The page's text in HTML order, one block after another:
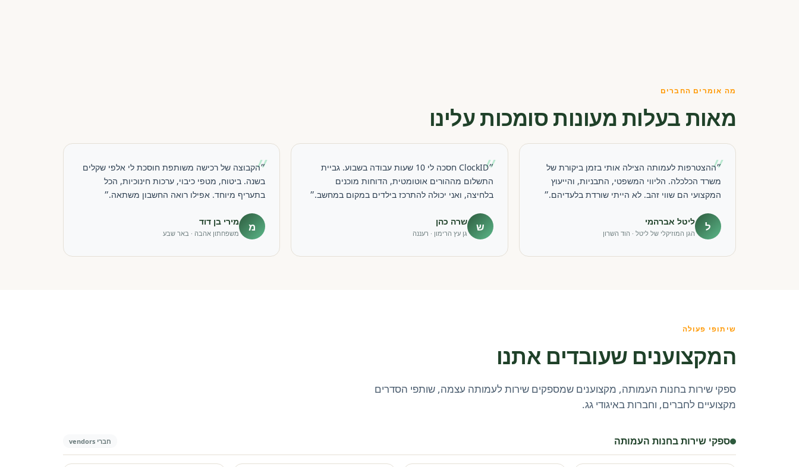
מה אומרים החברים
מאות בעלות מעונות סומכות עלינו
״
״ההצטרפות לעמותה הצילה אותי בזמן ביקורת של
משרד הכלכלה. הליווי המשפטי, התבניות, והייעוץ
המקצועי הם שווי זהב. לא הייתי שורדת בלעדיהם.״
ל ליטל אברהמי
הגן המוזיקלי של ליטל · הוד השרון
״
״ClockID חסכה לי 10 שעות עבודה בשבוע. גביית
התשלום מההורים אוטומטית, הדוחות מוכנים
בלחיצה, ואני יכולה להתרכז בילדים במקום במחשב.״
ש שרה כהן
גן עץ הרימון · רעננה
״
״הקבוצה של רכישה משותפת חוסכת לי אלפי שקלים
בשנה. ביטוח, מטפי כיבוי, ערכות חינוכיות, הכל
בתעריף מיוחד. אפילו רואה החשבון משתאה.״
מ מירי בן דוד
משפחתון אהבה · באר שבע
שיתופי פעולה
המקצוענים שעובדים אתנו
ספקי שירות בחנות העמותה, מקצוענים שמספקים שירות לעמותה עצמה, שותפי הסדרים
מקצועיים לחברים, וחברות באיגודי גג.
ספקי שירות בחנות העמותה חברי vendors